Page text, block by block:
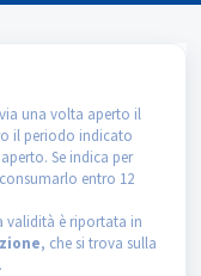
una volta aperto il
il periodo indicato
Se indica per
entro 12
validità è riportata in
, che si trova sulla